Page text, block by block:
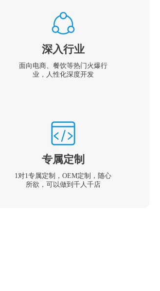
深入行业
面向电商、餐饮等热门火爆行
业，人性化深度开发
专属定制
1对1专属定制，OEM定制，随心
所欲，可以做到千人千店